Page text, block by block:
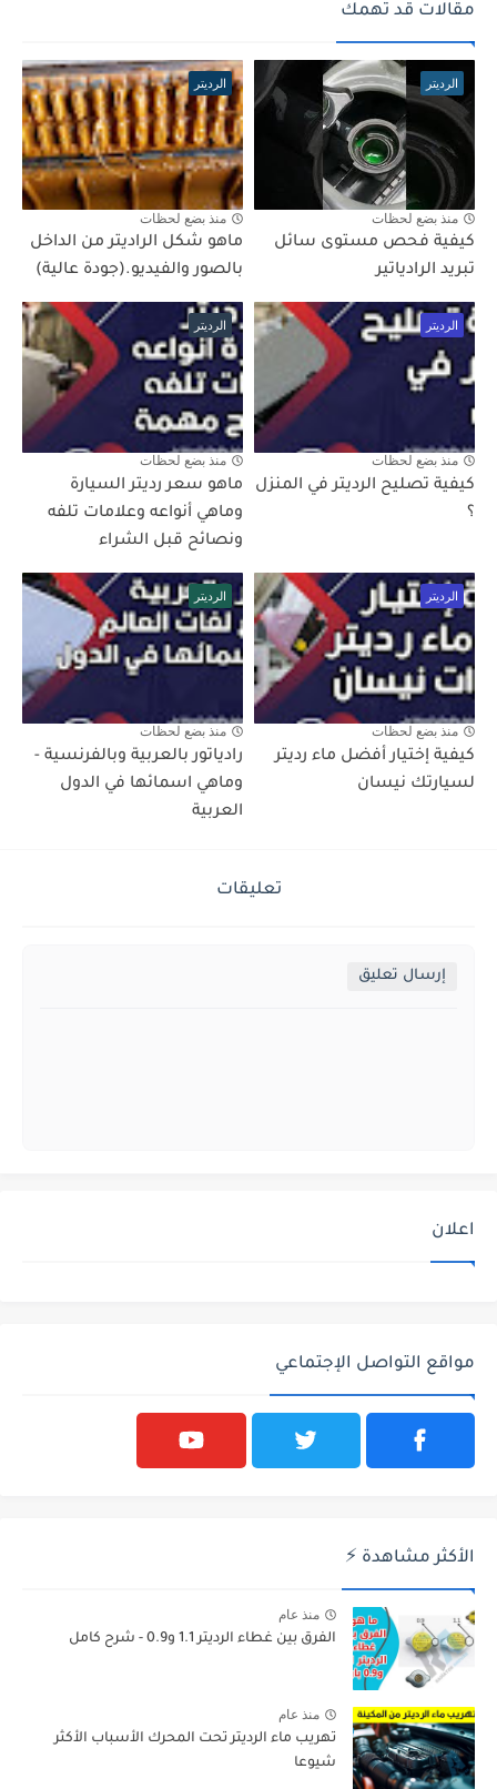
مقالات قد تهمك
الرديتر
منذ بضع لحظات
كيفية فحص مستوى سائل
تبريد الرادياتير
الرديتر
منذ بضع لحظات
ماهو شكل الراديتر من الداخل
بالصور والفيديو.(جودة عالية)
الرديتر
منذ بضع لحظات
كيفية تصليح الرديتر في المنزل
؟
الرديتر
منذ بضع لحظات
ماهو سعر رديتر السيارة
وماهي أنواعه وعلامات تلفه
ونصائح قبل الشراء
الرديتر
منذ بضع لحظات
كيفية إختيار أفضل ماء رديتر
لسيارتك نيسان
الرديتر
منذ بضع لحظات
رادياتور بالعربية وبالفرنسية -
وماهي اسمائها في الدول
العربية
تعليقات
إرسال تعليق
اعلان
مواقع التواصل الإجتماعي
الأكثر مشاهدة ⚡
منذ عام
الفرق بين غطاء الرديتر 1.1 و0.9 - شرح كامل
منذ عام
تهريب ماء الرديتر تحت المحرك الأسباب الأكثر
شيوعا